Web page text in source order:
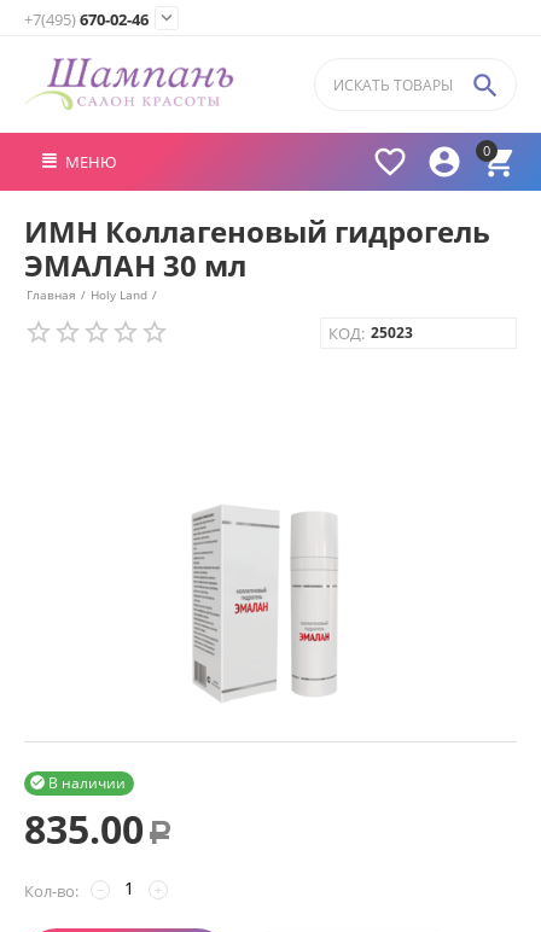
+7(495)670-02-46 
0




МЕНЮ
ИМН Коллагеновый гидрогель
ЭМАЛАН 30 мл
Главная / Holy Land /
КОД: 25023
В наличии

835.00 Р
Кол-во: +
−